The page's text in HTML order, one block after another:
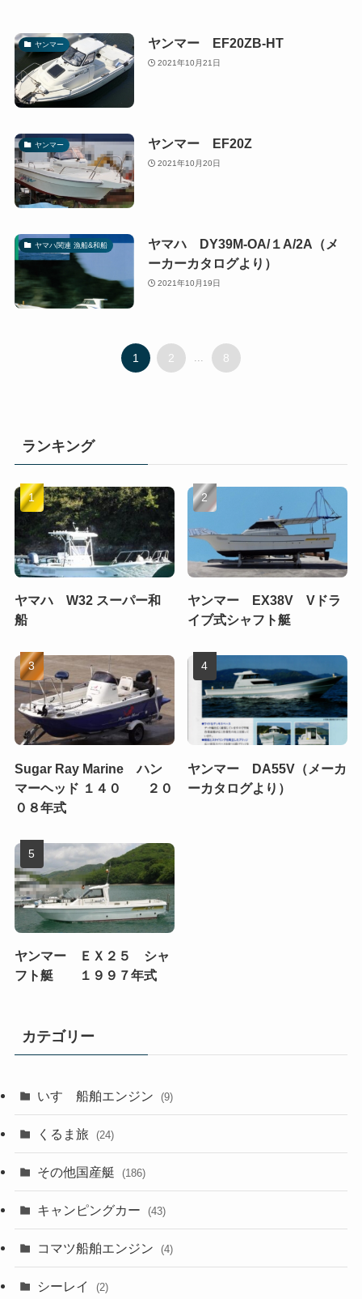
ヤンマー ヤンマー EF20ZB-HT
2021年10月21日
ヤンマー ヤンマー EF20Z
2021年10月20日
ヤマハ関連 漁船&和船
ヤマハ DY39M-OA/１A/2A（メ
ーカーカタログより）
2021年10月19日
1 2 ... 8
ランキング
ヤマハ W32 スーパー和
船
ヤンマー EX38V Vドラ
イブ式シャフト艇
Sugar Ray Marine ハン
マーヘッド １４０ ２０
０８年式
ヤンマー DA55V（メーカ
ーカタログより）
ヤンマー ＥＸ２５ シャ
フト艇 １９９７年式
カテゴリー
いすゞ船舶エンジン (9)
くるま旅 (24)
その他国産艇 (186)
キャンピングカー (43)
コマツ船舶エンジン (4)
シーレイ (2)